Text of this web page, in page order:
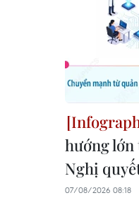
hướng
Nghị
07/08/2026 08:18